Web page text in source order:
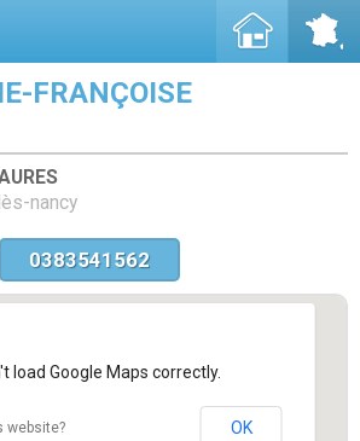
FRANÇOISE
nancy
0383541562
load Google Maps correctly.
website? OK